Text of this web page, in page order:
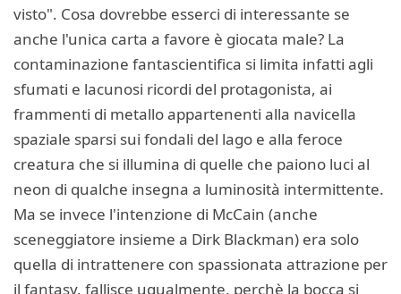
visto". Cosa dovrebbe esserci di interessante se
anche l'unica carta a favore è giocata male? La
contaminazione fantascientifica si limita infatti agli
sfumati e lacunosi ricordi del protagonista, ai
frammenti di metallo appartenenti alla navicella
spaziale sparsi sui fondali del lago e alla feroce
creatura che si illumina di quelle che paiono luci al
neon di qualche insegna a luminosità intermittente.
Ma se invece l'intenzione di McCain (anche
sceneggiatore insieme a Dirk Blackman) era solo
quella di intrattenere con spassionata attrazione per
il fantasy, fallisce ugualmente, perchè la bocca si